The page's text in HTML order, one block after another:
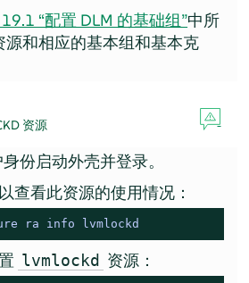
“配置 DLM 的基础组”中所
源和相应的基本组和基本克
资源
份启动外壳并登录。
查看此资源的使用情况：
ra info lvmlockd
lvmlockd 资源：